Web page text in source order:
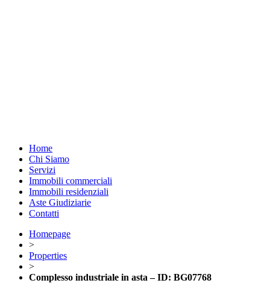
Home
Chi Siamo
Servizi
Immobili commerciali
Immobili residenziali
Aste Giudiziarie
Contatti
Homepage
>
Properties
>
Complesso industriale in asta – ID: BG07768